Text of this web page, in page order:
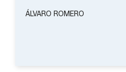
ÁLVARO ROMERO